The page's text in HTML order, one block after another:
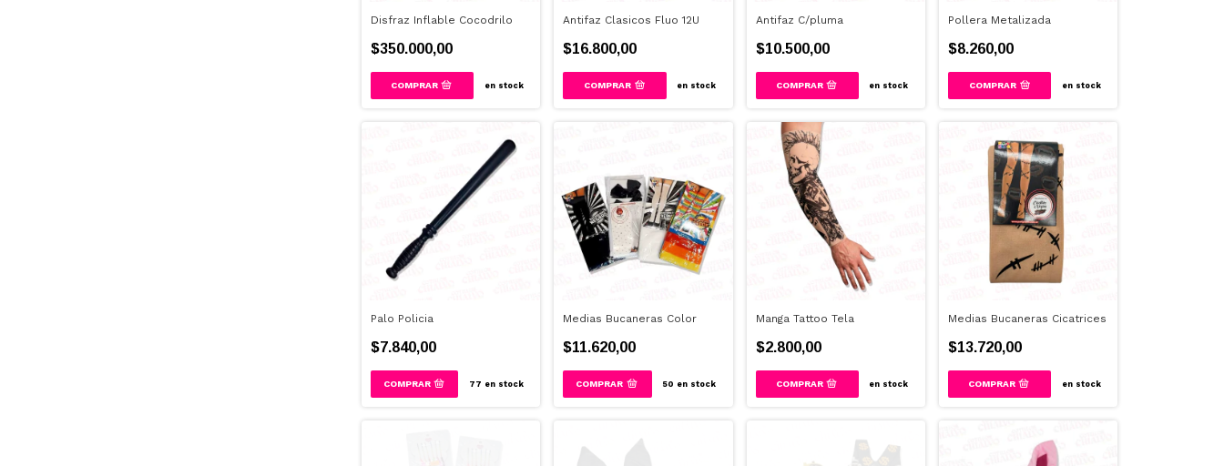
Disfraz Inflable Cocodrilo
$350.000,00
en stock
Antifaz Clasicos Fluo 12U
$16.800,00
COMPRAR en stock
Antifaz C/pluma
$10.500,00
en stock
Pollera Metalizada
$8.260,00
COMPRAR en stock
Palo Policia
$7.840,00
77 en stock
Medias Bucaneras Color
$11.620,00
50 en stock
Manga Tattoo Tela
$2.800,00
en stock
Medias Bucaneras Cicatrices
$13.720,00
en stock